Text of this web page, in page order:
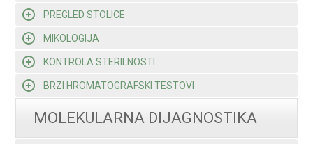
PREGLED STOLICE
MIKOLOGIJA
KONTROLA STERILNOSTI
BRZI HROMATOGRAFSKI TESTOVI
MOLEKULARNA DIJAGNOSTIKA